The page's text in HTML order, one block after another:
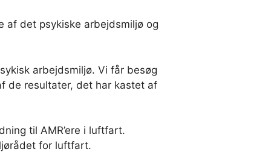
af det psykiske arbejdsmiljø og
arbejdsmiljø. Vi får besøg
de resultater, det har kastet af
til AMR’ere i luftfart.
for luftfart.